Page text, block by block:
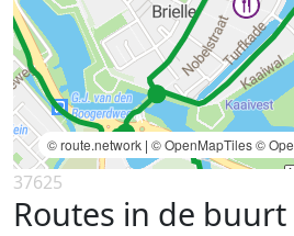
© route.network | © OpenMapTiles©
37625
Routes in de buurt